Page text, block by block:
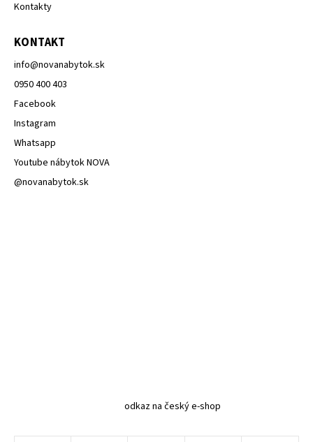
Kontakty
KONTAKT
info@novanabytok.sk
0950 400 403
Facebook
Instagram
Whatsapp
Youtube nábytok NOVA
@novanabytok.sk
odkaz na český e-shop